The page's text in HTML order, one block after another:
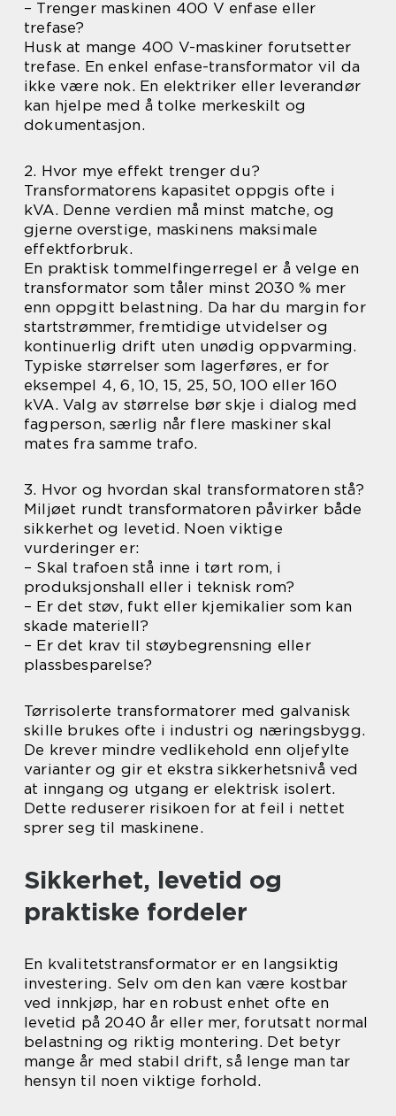
– Trenger maskinen 400 V enfase eller
trefase?
Husk at mange 400 V-maskiner forutsetter
trefase. En enkel enfase-transformator vil da
ikke være nok. En elektriker eller leverandør
kan hjelpe med å tolke merkeskilt og
dokumentasjon.
2. Hvor mye effekt trenger du?
Transformatorens kapasitet oppgis ofte i
kVA. Denne verdien må minst matche, og
gjerne overstige, maskinens maksimale
effektforbruk.
En praktisk tommelfingerregel er å velge en
transformator som tåler minst 2030 % mer
enn oppgitt belastning. Da har du margin for
startstrømmer, fremtidige utvidelser og
kontinuerlig drift uten unødig oppvarming.
Typiske størrelser som lagerføres, er for
eksempel 4, 6, 10, 15, 25, 50, 100 eller 160
kVA. Valg av størrelse bør skje i dialog med
fagperson, særlig når flere maskiner skal
mates fra samme trafo.
3. Hvor og hvordan skal transformatoren stå?
Miljøet rundt transformatoren påvirker både
sikkerhet og levetid. Noen viktige
vurderinger er:
– Skal trafoen stå inne i tørt rom, i
produksjonshall eller i teknisk rom?
– Er det støv, fukt eller kjemikalier som kan
skade materiell?
– Er det krav til støybegrensning eller
plassbesparelse?
Tørrisolerte transformatorer med galvanisk
skille brukes ofte i industri og næringsbygg.
De krever mindre vedlikehold enn oljefylte
varianter og gir et ekstra sikkerhetsnivå ved
at inngang og utgang er elektrisk isolert.
Dette reduserer risikoen for at feil i nettet
sprer seg til maskinene.
Sikkerhet, levetid og
praktiske fordeler
En kvalitetstransformator er en langsiktig
investering. Selv om den kan være kostbar
ved innkjøp, har en robust enhet ofte en
levetid på 2040 år eller mer, forutsatt normal
belastning og riktig montering. Det betyr
mange år med stabil drift, så lenge man tar
hensyn til noen viktige forhold.